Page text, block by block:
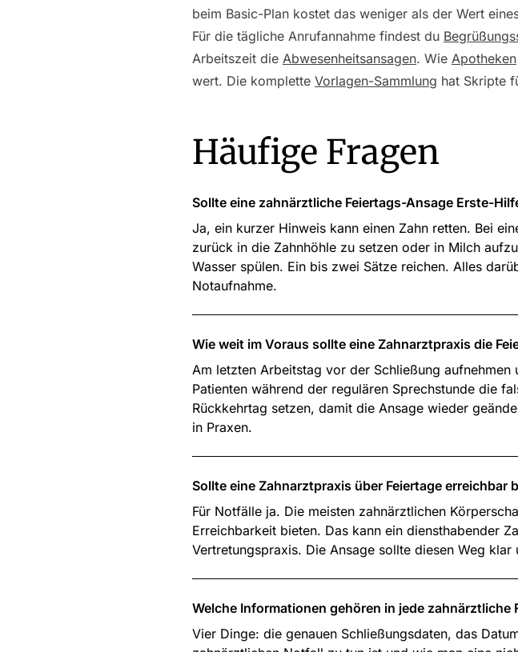
beim Basic-Plan kostet das weniger als der Wert
Für die tägliche Anrufannahme findest du
Arbeitszeit die Abwesenheitsansagen. Wie Apotheken
wert. Die komplette Vorlagen-Sammlung hat Skripte
Häufige Fragen
Sollte eine zahnärztliche Feiertags-Ansage Erste-
Ja, ein kurzer Hinweis kann einen Zahn retten. Bei
zurück in die Zahnhöhle zu setzen oder in Milch
Wasser spülen. Ein bis zwei Sätze reichen. Alles
Notaufnahme.
Wie weit im Voraus sollte eine Zahnarztpraxis die
Am letzten Arbeitstag vor der Schließung
Patienten während der regulären Sprechstunde die
Rückkehrtag setzen, damit die Ansage wieder
in Praxen.
Sollte eine Zahnarztpraxis über Feiertage erreichbar
Für Notfälle ja. Die meisten zahnärztlichen
Erreichbarkeit bieten. Das kann ein diensthabender
Vertretungspraxis. Die Ansage sollte diesen Weg
Welche Informationen gehören in jede zahnärztliche
Vier Dinge: die genauen Schließungsdaten, das